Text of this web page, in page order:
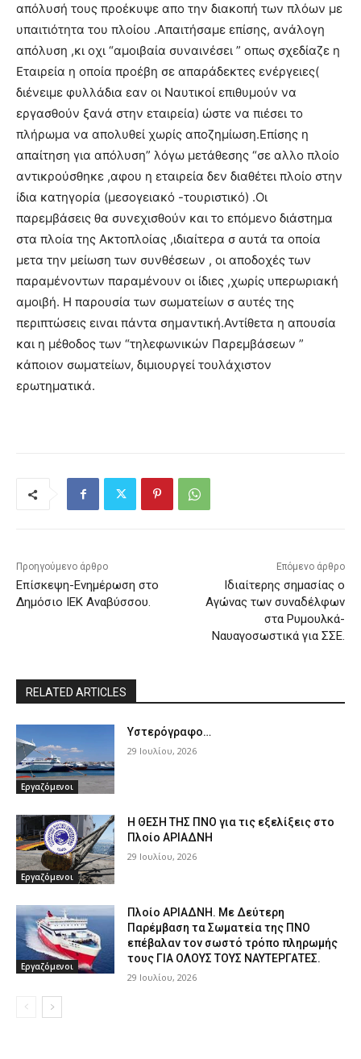
απόλυσή τους προέκυψε απο την διακοπή των πλόων με
υπαιτιότητα του πλοίου .Απαιτήσαμε επίσης, ανάλογη
απόλυση ,κι οχι “αμοιβαία συναινέσει ” οπως σχεδίαζε η
Εταιρεία η οποία προέβη σε απαράδεκτες ενέργειες(
διένειμε φυλλάδια εαν οι Ναυτικοί επιθυμούν να
εργασθούν ξανά στην εταιρεία) ώστε να πιέσει το
πλήρωμα να απολυθεί χωρίς αποζημίωση.Επίσης η
απαίτηση για απόλυση” λόγω μετάθεσης “σε αλλο πλοίο
αντικρούσθηκε ,αφου η εταιρεία δεν διαθέτει πλοίο στην
ίδια κατηγορία (μεσογειακό -τουριστικό) .Οι
παρεμβάσεις θα συνεχισθούν και το επόμενο διάστημα
στα πλοία της Ακτοπλοίας ,ιδιαίτερα σ αυτά τα οποία
μετα την μείωση των συνθέσεων , οι αποδοχές των
παραμένοντων παραμένουν οι ίδιες ,χωρίς υπερωριακή
αμοιβή. Η παρουσία των σωματείων σ αυτές της
περιπτώσεις ειναι πάντα σημαντική.Αντίθετα η απουσία
και η μέθοδος των “τηλεφωνικών Παρεμβάσεων ”
κάποιον σωματείων, διμιουργεί τουλάχιστον
ερωτηματικά.
Προηγούμενο άρθρο
Επίσκεψη-Ενημέρωση στο
Δημόσιο ΙΕΚ Αναβύσσου.
Επόμενο άρθρο
Ιδιαίτερης σημασίας ο
Αγώνας των συναδέλφων
στα Ρυμουλκά-
Ναυαγοσωστικά για ΣΣΕ.
RELATED ARTICLES
Εργαζόμενοι
Υστερόγραφο…
29 Ιουλίου, 2026
Εργαζόμενοι
Η ΘΕΣΗ ΤΗΣ ΠΝΟ για τις εξελίξεις στο
Πλοίο ΑΡΙΑΔΝΗ
29 Ιουλίου, 2026
Εργαζόμενοι
Πλοίο ΑΡΙΑΔΝΗ. Με Δεύτερη
Παρέμβαση τα Σωματεία της ΠΝΟ
επέβαλαν τον σωστό τρόπο πληρωμής
τους ΓΙΑ ΟΛΟΥΣ ΤΟΥΣ ΝΑΥΤΕΡΓΑΤΕΣ.
29 Ιουλίου, 2026